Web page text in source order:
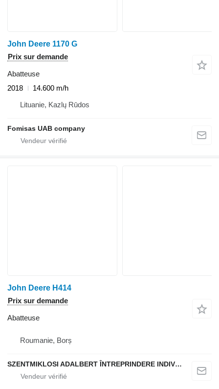
John Deere 1170 G
Prix sur demande
Abatteuse
2018
14.600 m/h
Lituanie, Kazlų Rūdos
Fomisas UAB company
John Deere H414
Prix sur demande
Abatteuse
Roumanie, Borș
SZENTMIKLOSI ADALBERT ÎNTREPRINDERE INDIVIDUALĂ